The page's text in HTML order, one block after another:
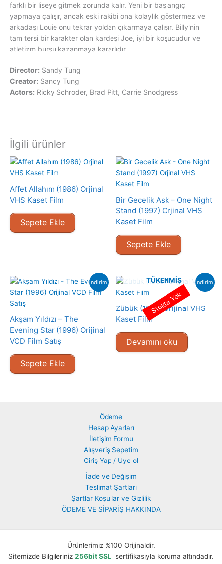
farklı bir liseye gitmek zorunda kalır. Yeni bir başlangıç
yapmaya çalışır, ancak eski rakibi ona kolaylık göstermez ve
arkadaşı Louie onu tekrar yoldan çıkarmaya çalışır. Billy'nin
tam tersi bir karakter olan kardeşi Joe, iyi bir koşucudur ve
atletizm bursu kazanmaya kararlıdır...
Director: Sandy Tung
Creator: Sandy Tung
Actors: Ricky Schroder, Brad Pitt, Carrie Snodgress
İlgili ürünler
Affet Allahım (1986) Orjinal
VHS Kaset Film
Sepete Ekle
Bir Gecelik Ask – One Night
Stand (1997) Orjinal VHS
Kaset Film
Sepete Ekle
indirim!
Akşam Yıldızı – The
Evening Star (1996) Orijinal
VCD Film Satış
Sepete Ekle
indirim!
TÜKENMIŞ
Zübük (1980) Orijinal VHS
Kaset Film
Devamını oku
Stokta Yok
Ödeme
Hesap Ayarları
İletişim Formu
Alışveriş Sepetim
Giriş Yap / Uye ol
İade ve Değişim
Teslimat Şartları
Şartlar Koşullar ve Gizlilik
ÖDEME VE SİPARİŞ HAKKINDA
Ürünlerimiz %100 Orijinaldir.
Sitemizde Bilgileriniz 256bit SSL sertifikasıyla koruma altındadır.